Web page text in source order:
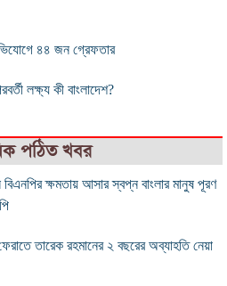
৪৪ জন গ্রেফতার
লক্ষ্য কী বাংলাদেশ?
পঠিত খবর
বিএনপির ক্ষমতায় আসার স্বপ্ন বাংলার মানুষ পূরণ
তারেক রহমানের ২ বছরের অব্যাহতি নেয়া